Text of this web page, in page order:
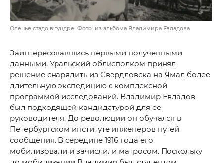
Оленье стадо в тундре. Фото: из альбома Владимира Евладова
Заинтересовавшись первыми полученными
данными, Уральский облисполком принял
решение снарядить из Свердловска на Ямал более
длительную экспедицию с комплексной
программой исследований. Владимир Евладов
был подходящей кандидатурой для ее
руководителя. До революции он обучался в
Петербургском институте инженеров путей
сообщения. В середине 1916 года его
мобилизовали и зачислили матросом. Поскольку